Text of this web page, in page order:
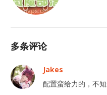
多条评论
Jakes
配置蛮给力的，不知